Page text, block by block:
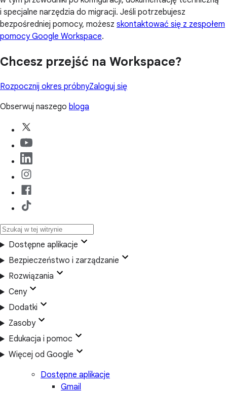
i specjalne narzędzia do migracji. Jeśli potrzebujesz
bezpośredniej pomocy, możesz skontaktować się z zespołem
pomocy Google Workspace.
Chcesz przejść na Workspace?
Rozpocznij okres próbnyZaloguj się
Obserwuj naszego bloga
Dostępne aplikacje
Bezpieczeństwo i zarządzanie
Rozwiązania
Ceny
Dodatki
Zasoby
Edukacja i pomoc
Więcej od Google
Dostępne aplikacje
Gmail